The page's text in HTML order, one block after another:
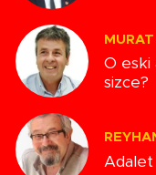
O eski
sizce?
Adalet